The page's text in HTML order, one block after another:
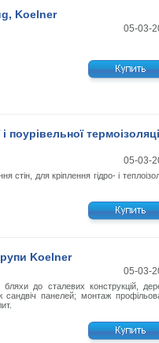
Koelner
05-03-
05-03-
стін, для кріплення гідро- і
Koelner
05-03-
до сталевих конструкцій,
панелей; монтаж